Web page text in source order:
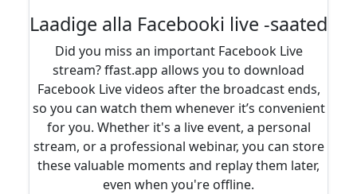
Laadige alla Facebooki live -saated
Did you miss an important Facebook Live
stream? ffast.app allows you to download
Facebook Live videos after the broadcast ends,
so you can watch them whenever it’s convenient
for you. Whether it's a live event, a personal
stream, or a professional webinar, you can store
these valuable moments and replay them later,
even when you're offline.